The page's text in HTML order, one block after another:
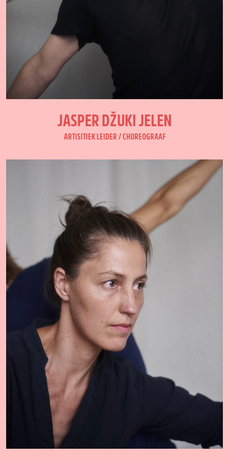
JASPER DŽUKI JELEN
ARTISITIEK LEIDER / CHOREOGRAAF